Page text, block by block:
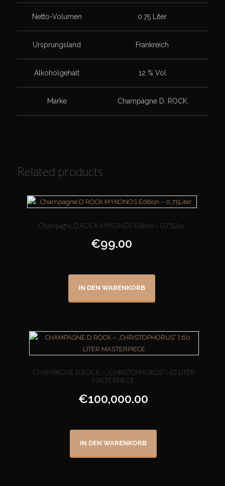
Netto-Volumen 0.75 Liter
Ursprungsland Frankreich
Alkoholgehalt 12 % Vol
Marke Champagne D. ROCK
Related products
Champagne D.ROCK MYKONOS Edition – 0,75Liter
€99.00
IN DEN WARENKORB
CHAMPAGNE D.ROCK – „CHRISTOPHORUS“ | 60 LITER
MASTERPIECE
€100,000.00
IN DEN WARENKORB